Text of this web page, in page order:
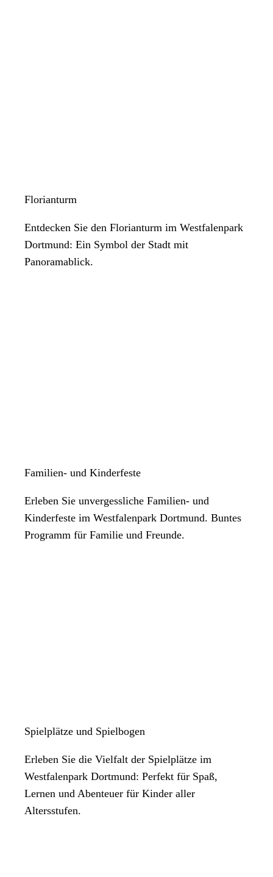
Florianturm
Entdecken Sie den Florianturm im Westfalenpark
Dortmund: Ein Symbol der Stadt mit
Panoramablick.
Familien- und Kinderfeste
Erleben Sie unvergessliche Familien- und
Kinderfeste im Westfalenpark Dortmund. Buntes
Programm für Familie und Freunde.
Spielplätze und Spielbogen
Erleben Sie die Vielfalt der Spielplätze im
Westfalenpark Dortmund: Perfekt für Spaß,
Lernen und Abenteuer für Kinder aller
Altersstufen.